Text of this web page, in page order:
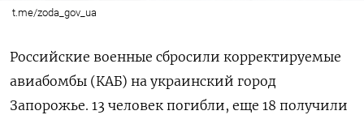
t.me/zoda_gov_ua
Российские военные сбросили корректируемые
авиабомбы (КАБ) на украинский город
Запорожье. 13 человек погибли, еще 18 получили